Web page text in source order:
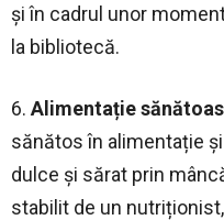
și în cadrul unor
la bibliotecă.
6. Alimentație
sănătos în alimentație
dulce și sărat prin
stabilit de un